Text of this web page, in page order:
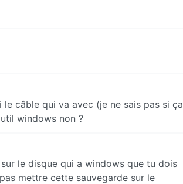
le câble qui va avec (je ne sais pas si ça
windows non ?
le disque qui a windows que tu dois
mettre cette sauvegarde sur le